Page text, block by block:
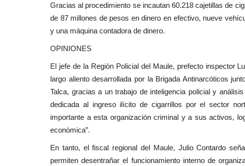
Gracias al procedimiento se incautan 60.218 cajetillas de
de 87 millones de pesos en dinero en efectivo, nueve
y una máquina contadora de dinero.
OPINIONES
El jefe de la Región Policial del Maule, prefecto inspector
largo aliento desarrollada por la Brigada Antinarcóticos
Talca, gracias a un trabajo de inteligencia policial y
dedicada al ingreso ilícito de cigarrillos por el sector
importante a esta organización criminal y a sus activos,
económica”.
En tanto, el fiscal regional del Maule, Julio Contardo
permiten desentrañar el funcionamiento interno de